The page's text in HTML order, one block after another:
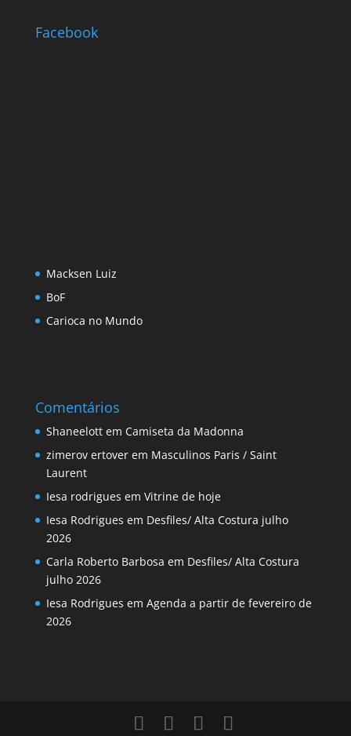
Facebook
Macksen Luiz
BoF
Carioca no Mundo
Comentários
Shaneelottem Camiseta da Madonna
zimerov ertoverem Masculinos Paris / Saint
Laurent
Iesa rodrigues em Vitrine de hoje
Iesa Rodrigues em Desfiles/ Alta Costura julho
2026
Carla Roberto Barbosa em Desfiles/ Alta Costura
julho 2026
Iesa Rodrigues em Agenda a partir de fevereiro de
2026